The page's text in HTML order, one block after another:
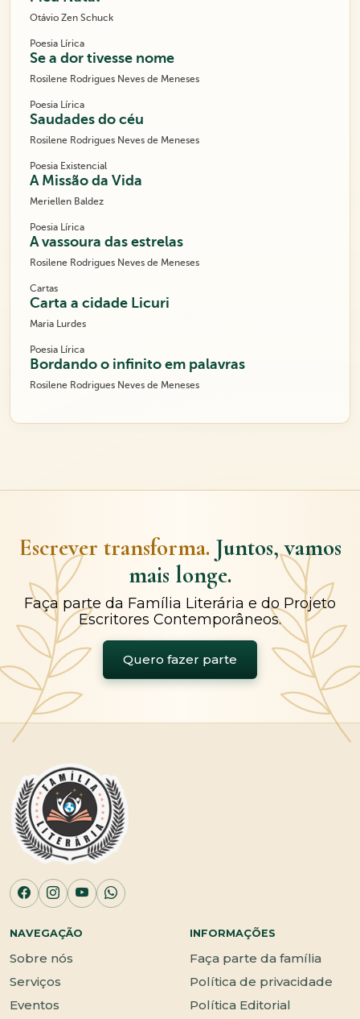
Otávio Zen Schuck
Poesia Lírica
Se a dor tivesse nome
Rosilene Rodrigues Neves de Meneses
Poesia Lírica
Saudades do céu
Rosilene Rodrigues Neves de Meneses
Poesia Existencial
A Missão da Vida
Meriellen Baldez
Poesia Lírica
A vassoura das estrelas
Rosilene Rodrigues Neves de Meneses
Cartas
Carta a cidade Licuri
Maria Lurdes
Poesia Lírica
Bordando o infinito em palavras
Rosilene Rodrigues Neves de Meneses
Escrever transforma. Juntos, vamos
mais longe.
Faça parte da Família Literária e do Projeto
Escritores Contemporâneos.
Quero fazer parte
NAVEGAÇÃO
Sobre nós
Serviços
Eventos
INFORMAÇÕES
Faça parte da família
Política de privacidade
Política Editorial